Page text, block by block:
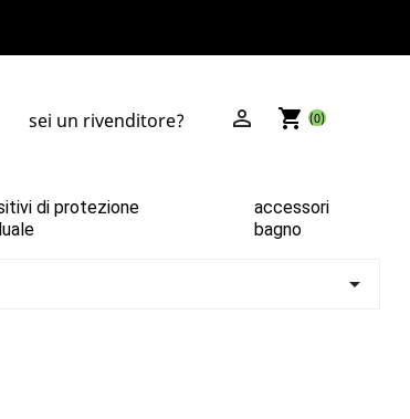
sei un rivenditore?  shopping_cart (0)
di protezione
accessori
bagno
